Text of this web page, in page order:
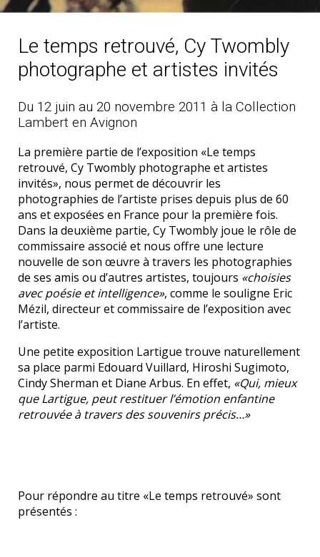
Le temps retrouvé, Cy Twombly
photographe et artistes invités
Du 12 juin au 20 novembre 2011 à la Collection
Lambert en Avignon
La première partie de l’exposition «Le temps
retrouvé, Cy Twombly photographe et artistes
invités», nous permet de découvrir les
photographies de l’artiste prises depuis plus de 60
ans et exposées en France pour la première fois.
Dans la deuxième partie, Cy Twombly joue le rôle de
commissaire associé et nous offre une lecture
nouvelle de son œuvre à travers les photographies
de ses amis ou d’autres artistes, toujours «choisies
avec poésie et intelligence», comme le souligne Eric
Mézil, directeur et commissaire de l’exposition avec
l’artiste.
Une petite exposition Lartigue trouve naturellement
sa place parmi Edouard Vuillard, Hiroshi Sugimoto,
Cindy Sherman et Diane Arbus. En effet, «Qui, mieux
que Lartigue, peut restituer l’émotion enfantine
retrouvée à travers des souvenirs précis…»
Pour répondre au titre «Le temps retrouvé» sont
présentés :